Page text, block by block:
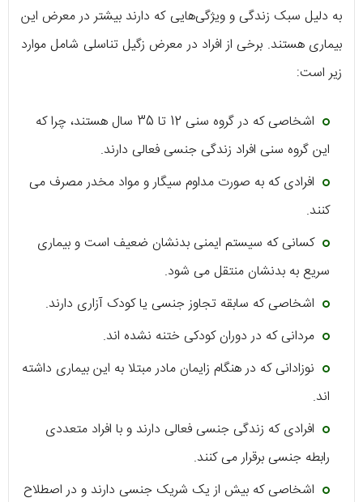
به دلیل سبک زندگی و ویژگی‌هایی که دارند بیشتر در معرض این
بیماری هستند. برخی از افراد در معرض زگیل تناسلی شامل موارد
زیر است:
اشخاصی که در گروه سنی 12 تا 35 سال هستند، چرا که
این گروه سنی افراد زندگی جنسی فعالی دارند.
افرادی که به صورت مداوم سیگار و مواد مخدر مصرف می
کنند.
کسانی که سیستم ایمنی بدنشان ضعیف است و بیماری
سریع به بدنشان منتقل می شود.
اشخاصی که سابقه تجاوز جنسی یا کودک آزاری دارند.
مردانی که در دوران کودکی ختنه نشده اند.
نوزادانی که در هنگام زایمان مادر مبتلا به این بیماری داشته
اند.
افرادی که زندگی جنسی فعالی دارند و با افراد متعددی
رابطه جنسی برقرار می کنند.
اشخاصی که بیش از یک شریک جنسی دارند و در اصطلاح